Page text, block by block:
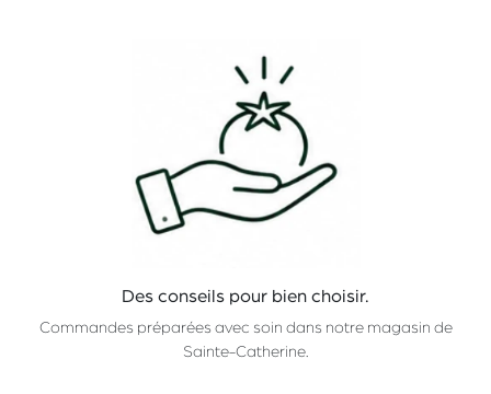
Des conseils pour bien choisir.
Commandes préparées avec soin dans notre magasin de
Sainte-Catherine.